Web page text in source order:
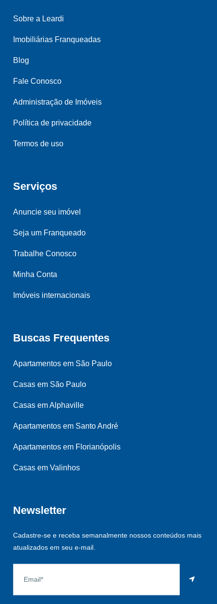
Sobre a Leardi
Imobiliárias Franqueadas
Blog
Fale Conosco
Administração de Imóveis
Política de privacidade
Termos de uso
Serviços
Anuncie seu imóvel
Seja um Franqueado
Trabalhe Conosco
Minha Conta
Imóveis internacionais
Buscas Frequentes
Apartamentos em São Paulo
Casas em São Paulo
Casas em Alphaville
Apartamentos em Santo André
Apartamentos em Florianópolis
Casas em Valinhos
Newsletter
Cadastre-se e receba semanalmente nossos conteúdos mais
atualizados em seu e-mail.